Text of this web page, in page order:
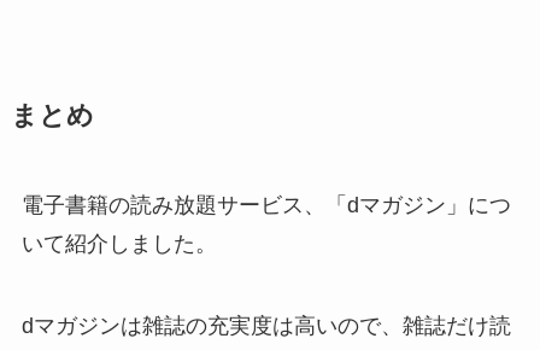
まとめ
電子書籍の読み放題サービス、「dマガジン」につ
いて紹介しました。
dマガジンは雑誌の充実度は高いので、雑誌だけ読